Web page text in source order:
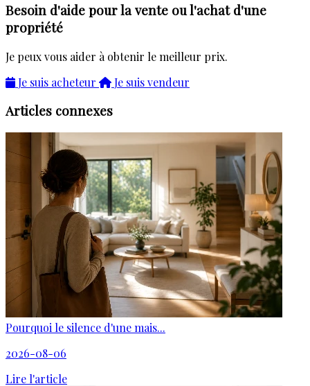
Besoin d'aide pour la vente ou l'achat d'une
propriété
Je peux vous aider à obtenir le meilleur prix.
Je suis acheteur
Je suis vendeur
Articles connexes
Pourquoi le silence d'une mais...
2026-08-06
Lire l'article